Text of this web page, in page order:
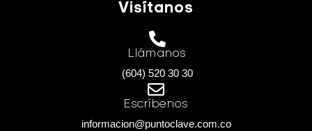
Visítanos
Llámanos
(604) 520 30 30
Escríbenos
informacion@puntoclave.com.co